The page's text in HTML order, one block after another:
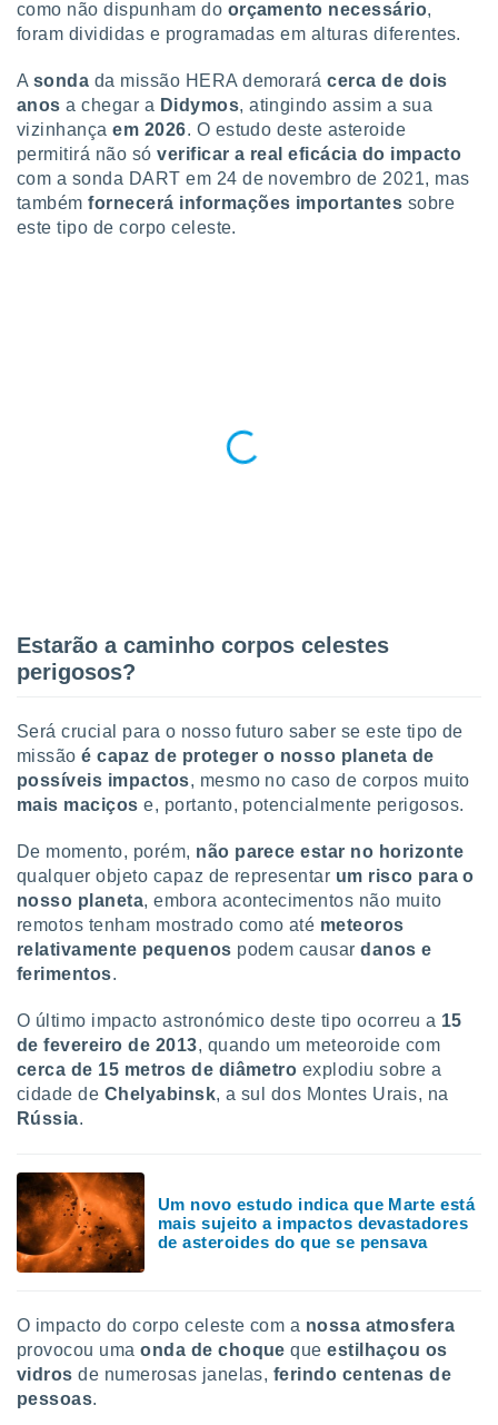
através
como não dispunham do orçamento necessário,
foram divididas e programadas em alturas diferentes.
A sonda da missão HERA demorarácerca de dois
anos a chegar a Didymos, atingindo assim a sua
vizinhançaem 2026. O estudo deste asteroide
permitirá não sóverificar a real eficácia do impacto
com a sonda DART em 24 de novembro de 2021, mas
tambémfornecerá informações importantes sobre
este tipo de corpo celeste.
Estarão a caminho corpos celestes
perigosos?
Será crucial para o nosso futuro saber se este tipo de
missãoé capaz de proteger o nosso planeta de
possíveis impactos, mesmo no caso de corpos muito
mais maciços e, portanto, potencialmente perigosos.
De momento, porém, não parece estar no horizonte
qualquer objeto capaz de representar um risco para o
nosso planeta, embora acontecimentos não muito
remotos tenham mostrado como até meteoros
relativamente pequenos podem causardanos e
ferimentos.
O último impacto astronómico deste tipo ocorreu a 15
de fevereiro de 2013, quando um meteoroide com
cerca de 15 metros de diâmetro explodiu sobre a
cidade de Chelyabinsk, a sul dos Montes Urais, na
Rússia.
Um novo estudo indica que Marte está
mais sujeito a impactos devastadores
de asteroides do que se pensava
O impacto do corpo celeste com a nossa atmosfera
provocou umaonda de choque queestilhaçou os
vidros de numerosas janelas, ferindo centenas de
pessoas.